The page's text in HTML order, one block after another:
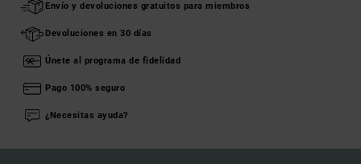
Envío y devoluciones gratuitos para miembros
Devoluciones en 30 días
Únete al programa de fidelidad
Pago 100% seguro
¿Necesitas ayuda?